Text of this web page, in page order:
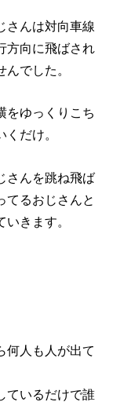
さんは対向車線
方向に飛ばされ
でした。
をゆっくりこち
だけ。
さんを跳ね飛ば
てるおじさんと
きます。
何人も人が出て
ているだけで誰